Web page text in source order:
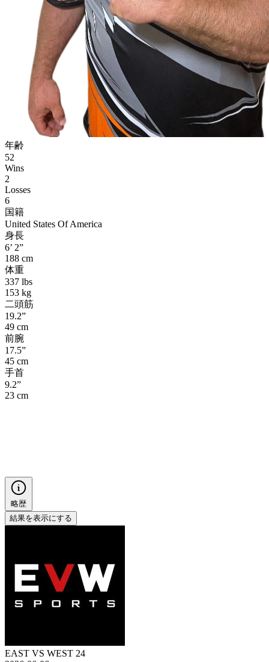
年齢
52
Wins
2
Losses
6
国籍
United States Of America
身長
6’ 2”
188 cm
体重
337 lbs
153 kg
二頭筋
19.2”
49 cm
前腕
17.5”
45 cm
手首
9.2”
23 cm
略歴
結果を表示にする
EAST VS WEST 24